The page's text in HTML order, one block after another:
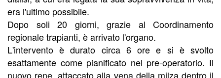
era l'ultimo possibile.
Dopo soli 20 giorni, grazie al Coordinamento
regionale trapianti, è arrivato l'organo.
L'intervento è durato circa 6 ore e si è svolto
esattamente come pianificato nel pre-operatorio. Il
nuovo rene, attaccato alla vena della milza dentro il